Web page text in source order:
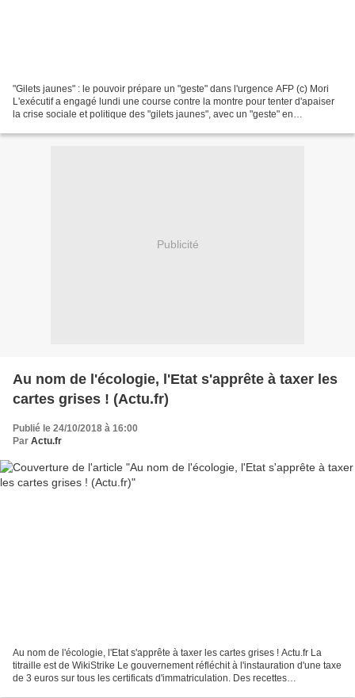
"Gilets jaunes" : le pouvoir prépare un "geste" dans l'urgence AFP (c) Mori
L'exécutif a engagé lundi une course contre la montre pour tenter d'apaiser
la crise sociale et politique des "gilets jaunes", avec un "geste" en
Publicité
Au nom de l'écologie, l'Etat s'apprête à taxer les
cartes grises ! (Actu.fr)
Publié le 24/10/2018 à 16:00
Par Actu.fr
Au nom de l'écologie, l'Etat s'apprête à taxer les cartes grises ! Actu.fr La
titraille est de WikiStrike Le gouvernement réfléchit à l'instauration d'une taxe
de 3 euros sur tous les certificats d'immatriculation. Des recettes